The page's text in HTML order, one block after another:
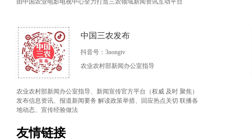
由中国农业电影电视中心全力打造三农领域新闻资讯互动平台
中国三农发布
抖音号：3nongtv
农业农村部新闻办公室指导
农业农村部新闻办公室指导、新闻宣传官方平台（权威 及时 聚焦）
发布信息资讯、报道新闻要务 解读政策举措、回应热点关切 联播各
地动态、宣传经验做法
友情链接